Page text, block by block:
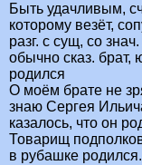
Быть удачливым,
которому везёт,
разг. с сущ, со
обычно сказ. брат,
родился
О моём брате не
знаю Сергея
казалось, что он
Товарищ
в рубашке